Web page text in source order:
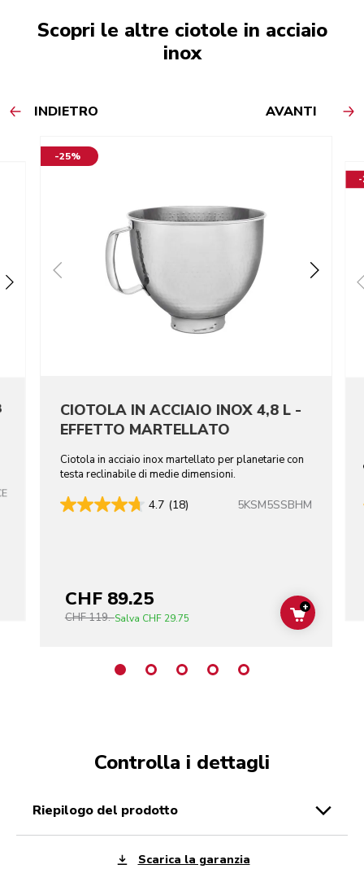
Scopri le altre ciotole in acciaio
inox
INDIETRO AVANTI
-25%
CIOTOLA IN ACCIAIO INOX 4,8 L -
EFFETTO MARTELLATO
Ciotola in acciaio inox martellato per planetarie con
testa reclinabile di medie dimensioni.
4.7 (18) 5KSM5SSBHM
CHF 89.25
CHF 119.-Salva CHF 29.75 ADD TO
+
-
Controlla i dettagli
riepilogo del prodotto
Scarica la garanzia